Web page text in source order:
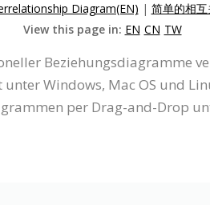
Diagram(EN) | 简单的相
View this page in: EN CN TW
Beziehungsdiagramme
Windows, Mac OS und
per Drag-and-Drop